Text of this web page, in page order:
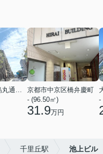
京都市下京区烏丸通五条上る五条烏丸町
京都市中京区橋弁慶町
- (96.50㎡)
31.9万円
-
千里丘駅 池上ビル